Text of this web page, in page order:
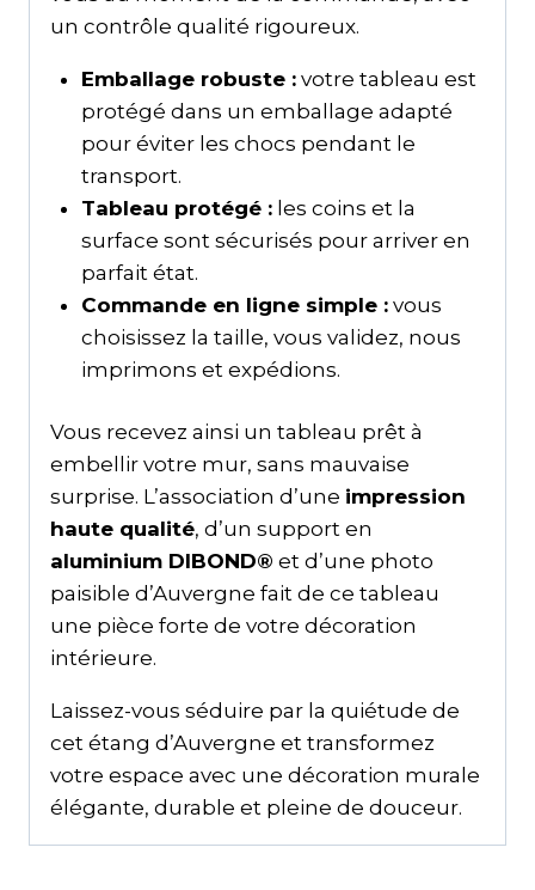
un contrôle qualité rigoureux.
Emballage robuste :votre tableau est
protégé dans un emballage adapté
pour éviter les chocs pendant le
transport.
Tableau protégé :les coins et la
surface sont sécurisés pour arriver en
parfait état.
Commande en ligne simple :vous
choisissez la taille, vous validez, nous
imprimons et expédions.
Vous recevez ainsi un tableau prêt à
embellir votre mur, sans mauvaise
surprise. L’association d’une impression
haute qualité, d’un support en
aluminium DIBOND® et d’une photo
paisible d’Auvergne fait de ce tableau
une pièce forte de votre décoration
intérieure.
Laissez-vous séduire par la quiétude de
cet étang d’Auvergne et transformez
votre espace avec une décoration murale
élégante, durable et pleine de douceur.